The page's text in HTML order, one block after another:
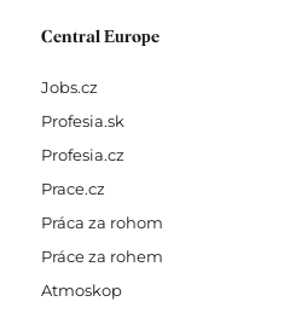
Central Europe
Jobs.cz
Profesia.sk
Profesia.cz
Prace.cz
Práca za rohom
Práce za rohem
Atmoskop